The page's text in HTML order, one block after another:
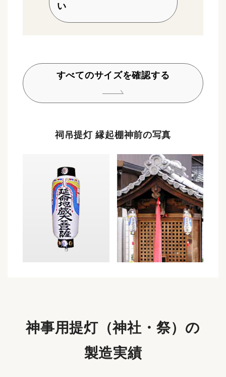
い
すべてのサイズを確認する
祠吊提灯 縁起棚神前の写真
神事用提灯（神社・祭）の
製造実績